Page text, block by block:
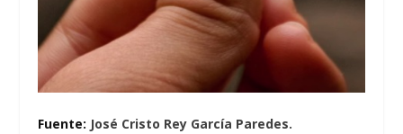
Fuente: José Cristo Rey García Paredes.